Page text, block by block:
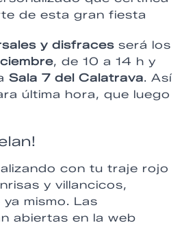
de esta gran fiesta
y disfraces será los
, de 10 a 14 h y
Sala 7 del Calatrava. Así
última hora, que luego
con tu traje rojo
y villancicos,
mismo. Las
abiertas en la web